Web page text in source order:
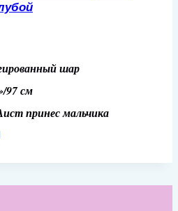
шар
97 см
принес мальчика